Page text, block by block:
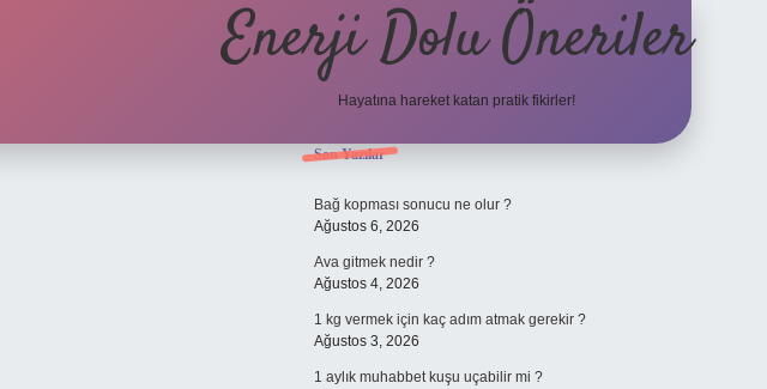
Enerji Dolu Öneriler
Hayatına hareket katan pratik fikirler!
Sidebar
Son Yazılar
Bağ kopması sonucu ne olur ?
Ağustos 6, 2026
Ava gitmek nedir ?
Ağustos 4, 2026
1 kg vermek için kaç adım atmak gerekir ?
Ağustos 3, 2026
1 aylık muhabbet kuşu uçabilir mi ?